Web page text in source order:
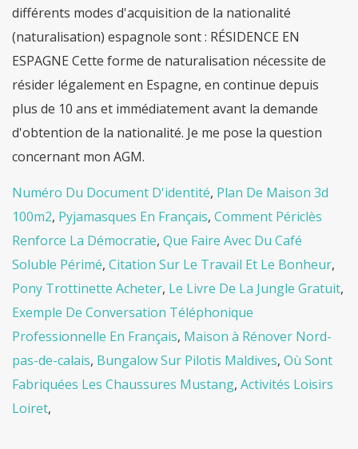
Numéro Du Document D'identité, Plan De Maison 3d
100m2, Pyjamasques En Français, Comment Périclès
Renforce La Démocratie, Que Faire Avec Du Café
Soluble Périmé, Citation Sur Le Travail Et Le Bonheur,
Pony Trottinette Acheter, Le Livre De La Jungle Gratuit,
Exemple De Conversation Téléphonique
Professionnelle En Français, Maison à Rénover Nord-
pas-de-calais, Bungalow Sur Pilotis Maldives, Où Sont
Fabriquées Les Chaussures Mustang, Activités Loisirs
Loiret,